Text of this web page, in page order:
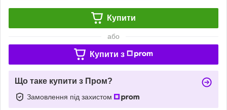
Купити
або
Купити з
Що таке купити з Пром?
Замовлення під захистом